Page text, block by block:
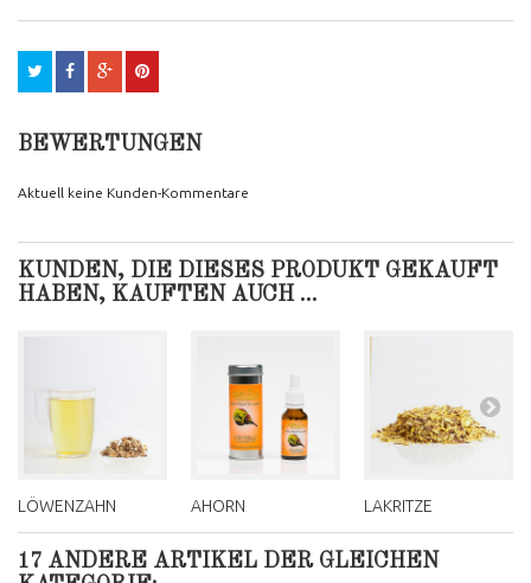
BEWERTUNGEN
Aktuell keine Kunden-Kommentare
KUNDEN, DIE DIESES PRODUKT GEKAUFT
HABEN, KAUFTEN AUCH ...
LÖWENZAHN AHORN LAKRITZE
17 ANDERE ARTIKEL DER GLEICHEN